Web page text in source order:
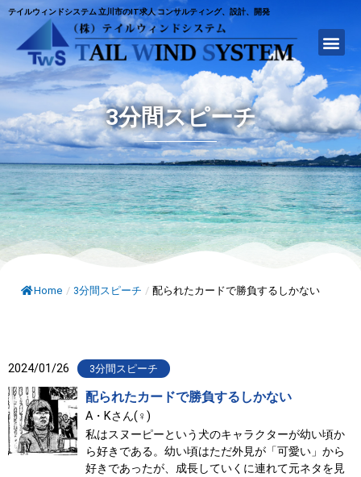
テイルウィンドシステム 立川市のIT求人 コンサルティング、設計、開発
3分間スピーチ
Home / 3分間スピーチ / 配られたカードで勝負するしかない
2024/01/26 3分間スピーチ
配られたカードで勝負するしかない
A・Kさん(♀)
私はスヌーピーという犬のキャラクターが幼い頃か
ら好きである。幼い頃はただ外見が「可愛い」から
好きであったが、成長していくに連れて元ネタを見